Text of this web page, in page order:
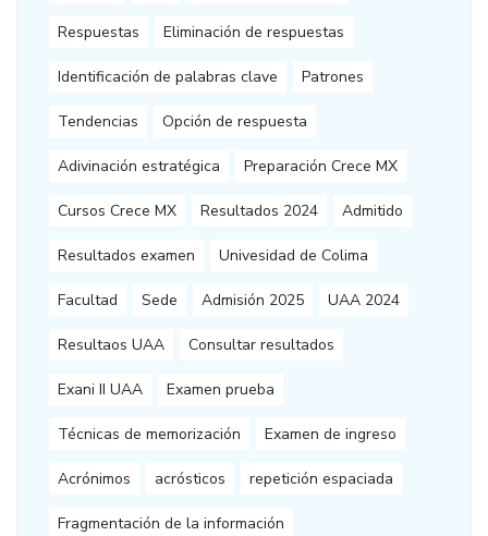
Respuestas Eliminación de respuestas
Identificación de palabras clave Patrones
Tendencias Opción de respuesta
Adivinación estratégica Preparación Crece MX
Cursos Crece MX Resultados 2024 Admitido
Resultados examen Univesidad de Colima
Facultad Sede Admisión 2025 UAA 2024
Resultaos UAA Consultar resultados
Exani II UAA Examen prueba
Técnicas de memorización Examen de ingreso
Acrónimos acrósticos repetición espaciada
Fragmentación de la información